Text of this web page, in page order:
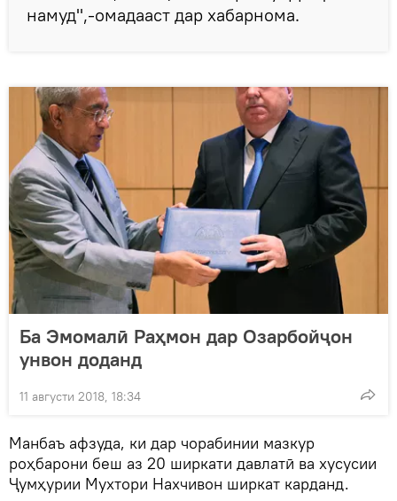
намуд",-омадааст дар хабарнома.
Ба Эмомалӣ Раҳмон дар Озарбойҷон
унвон доданд
11 августи 2018, 18:34
Манбаъ афзуда, ки дар чорабинии мазкур
роҳбарони беш аз 20 ширкати давлатӣ ва хусусии
Ҷумҳурии Мухтори Нахчивон ширкат карданд.